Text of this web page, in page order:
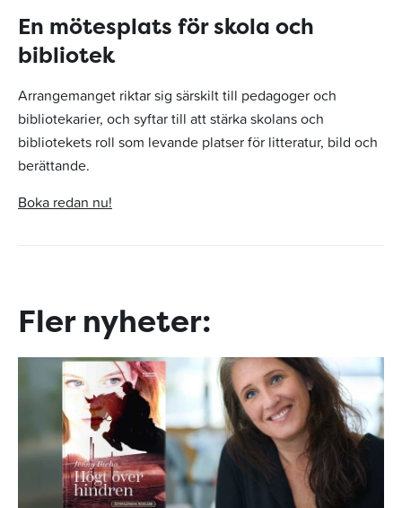
En mötesplats för skola och
bibliotek
Arrangemanget riktar sig särskilt till pedagoger och
bibliotekarier, och syftar till att stärka skolans och
bibliotekets roll som levande platser för litteratur, bild och
berättande.
Boka redan nu!
Fler nyheter: